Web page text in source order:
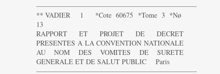
———————————————————————-
** VADIER 1 *Cote 60675 *Tome 3 *Nø
13
RAPPORT ET PROJET DE DECRET
PRESENTES A LA CONVENTION NATIONALE
AU NOM DES VOMITES DE SURETE
GENERALE ET DE SALUT PUBLIC Paris
———————————————————————-